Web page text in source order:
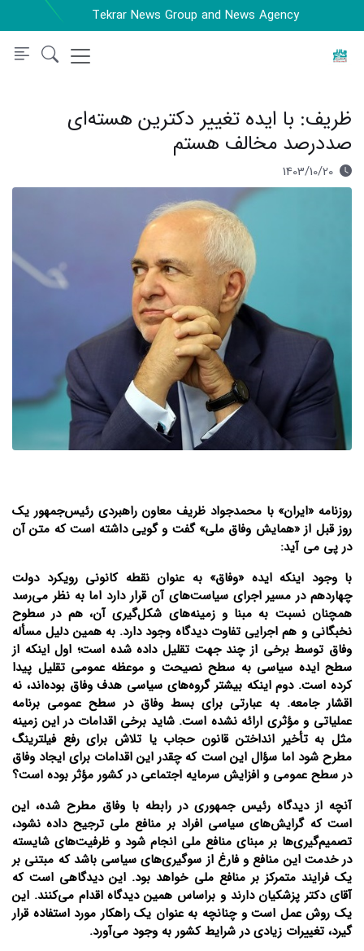
Tekrar News Group and News Agency
ظریف: با ایده تغییر دکترین هسته‌ای
صددرصد مخالف هستم
1403/10/20
روزنامه «ایران» با محمدجواد ظریف معاون راهبردی رئیس‌جمهور یک
روز قبل از «همایش وفاق ملی» گفت و گویی داشته است که متن آن
در پی می آید:
با وجود اینکه ایده «وفاق» به عنوان نقطه کانونی رویکرد دولت
چهاردهم در مسیر اجرای سیاست‌های آن قرار دارد اما به نظر می‌رسد
همچنان نسبت به مبنا و زمینه‌های شکل‌گیری آن، هم در سطوح
نخبگانی و هم اجرایی تفاوت دیدگاه وجود دارد. به همین دلیل مسأله
وفاق توسط برخی از چند جهت تقلیل داده شده است؛ اول اینکه از
سطح ایده سیاسی به سطح نصیحت و موعظه عمومی تقلیل پیدا
کرده است. دوم اینکه بیشتر گروه‌های سیاسی هدف وفاق بوده‌اند، نه
اقشار جامعه. به عبارتی برای بسط وفاق در سطح عمومی برنامه
عملیاتی و مؤثری ارائه نشده است. شاید برخی اقدامات در این زمینه
مثل به تأخیر انداختن قانون حجاب یا تلاش برای رفع فیلترینگ
مطرح شود اما سؤال این است که چقدر این اقدامات برای ایجاد وفاق
در سطح عمومی و افزایش سرمایه اجتماعی در کشور مؤثر بوده است؟
آنچه از دیدگاه رئیس‌ جمهوری در رابطه با وفاق مطرح شده، این
است که گرایش‌های سیاسی افراد بر منافع ملی ترجیح داده نشود،
تصمیم‌گیری‌ها بر مبنای منافع ملی انجام شود و ظرفیت‌های شایسته
در خدمت این منافع و فارغ از سوگیری‌های سیاسی باشد که مبتنی بر
یک فرایند متمرکز بر منافع ملی خواهد بود. این دیدگاهی است که
آقای دکتر پزشکیان دارند و براساس همین دیدگاه اقدام می‌کنند. این
یک روش عمل است و چنانچه به عنوان یک راهکار مورد استفاده قرار
گیرد، تغییرات زیادی در شرایط کشور به وجود می‌آورد.